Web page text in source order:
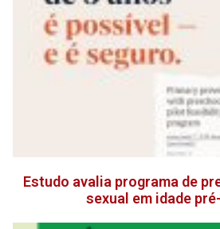
Estudo avalia programa de
sexual em idade